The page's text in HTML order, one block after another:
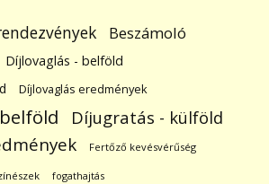
Beszámoló
Díjlovaglás - belföld
Díjlovaglás eredmények
Díjugratás - külföld
Fertőző kevésvérűség
fogathajtás